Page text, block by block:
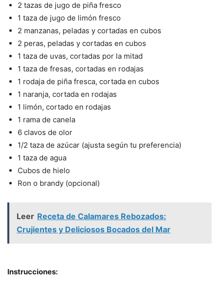
2 tazas de jugo de piña fresco
1 taza de jugo de limón fresco
2 manzanas, peladas y cortadas en cubos
2 peras, peladas y cortadas en cubos
1 taza de uvas, cortadas por la mitad
1 taza de fresas, cortadas en rodajas
1 rodaja de piña fresca, cortada en cubos
1 naranja, cortada en rodajas
1 limón, cortado en rodajas
1 rama de canela
6 clavos de olor
1/2 taza de azúcar (ajusta según tu preferencia)
1 taza de agua
Cubos de hielo
Ron o brandy (opcional)
Leer Receta de Calamares Rebozados:
Crujientes y Deliciosos Bocados del Mar
Instrucciones: